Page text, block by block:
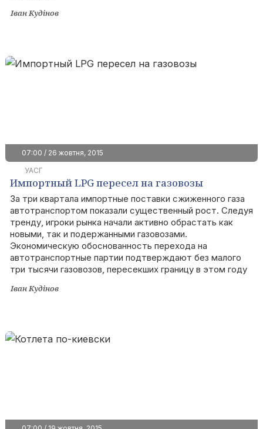
Іван Кудінов
07:00 / 26 жовтня, 2015
УАСГ
Импортный LPG пересел на газовозы
За три квартала импортные поставки сжиженного газа
автотранспортом показали существенный рост. Следуя
тренду, игроки рынка начали активно обрастать как
новыми, так и подержанными газовозами.
Экономическую обоснованность перехода на
автотранспортные партии подтверждают без малого
три тысячи газовозов, пересекших границу в этом году
Іван Кудінов